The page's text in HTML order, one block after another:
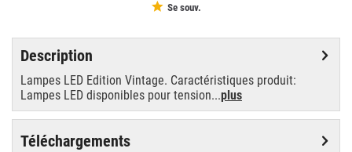
Se souv.
Description
Lampes LED Edition Vintage. Caractéristiques produit:
Lampes LED disponibles pour tension...plus
Téléchargements